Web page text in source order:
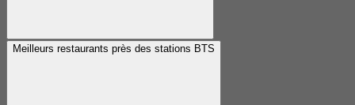
Meilleurs restaurants près des stations BTS